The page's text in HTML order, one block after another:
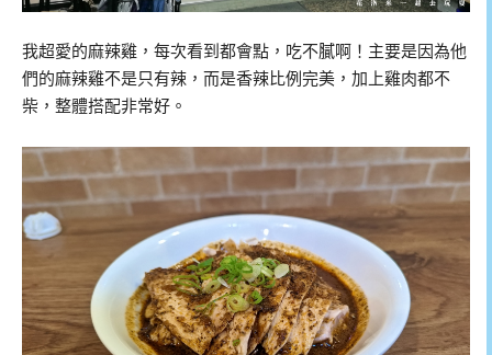
我超愛的麻辣雞，每次看到都會點，吃不膩啊！主要是因為他
們的麻辣雞不是只有辣，而是香辣比例完美，加上雞肉都不
柴，整體搭配非常好。